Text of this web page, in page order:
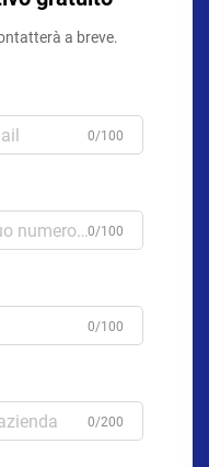
a breve.
0/100
0/100
0/100
0/200